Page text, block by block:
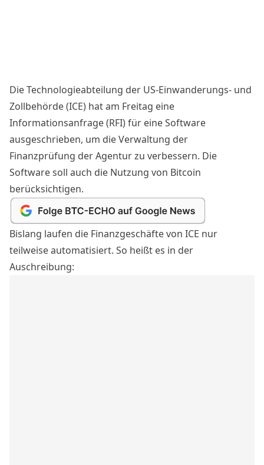
Die Technologieabteilung der US-Einwanderungs- und
Zollbehörde (ICE) hat am Freitag eine
Informationsanfrage(RFI) für eineSoftware
ausgeschrieben, um die Verwaltung der
Finanzprüfung der Agentur zu verbessern. Die
Software soll auch die Nutzung von Bitcoin
berücksichtigen.
Bislang laufen die Finanzgeschäfte von ICE nur
teilweise automatisiert. So heißt es in der
Auschreibung: